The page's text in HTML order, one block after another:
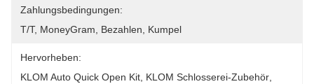
Zahlungsbedingungen:
T/T, MoneyGram, Bezahlen, Kumpel
Hervorheben:
KLOM Auto Quick Open Kit KLOM Schlosserei-Zubehör